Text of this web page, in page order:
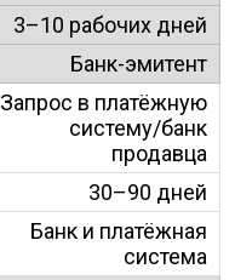
3–10 рабочих дней
Банк-эмитент
Запрос в платёжную
систему/банк
продавца
30–90 дней
Банк и платёжная
система